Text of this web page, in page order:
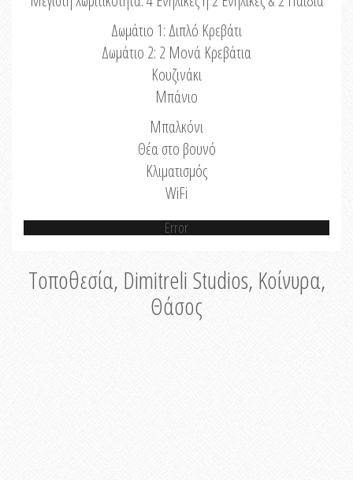
Δωμάτιο 1: Διπλό Κρεβάτι
Δωμάτιο 2: 2 Μονά Κρεβάτια
Κουζινάκι
Μπάνιο
Μπαλκόνι
Θέα στο βουνό
Κλιματισμός
WiFi
Error
Τοποθεσία, Dimitreli Studios, Κοίνυρα,
Θάσος